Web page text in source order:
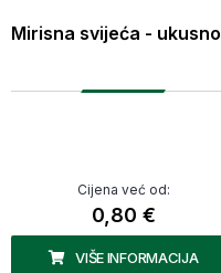
Mirisna svijeća - ukusno
Cijena već od:
0,80 €
VIŠE INFORMACIJA